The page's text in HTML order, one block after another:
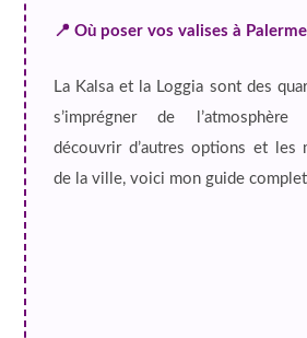
📍 Où poser vos valises à
La Kalsa et la Loggia sont des
s’imprégner de
découvrir d’autres options et les
de la ville, voici mon guide